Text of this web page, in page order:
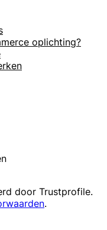
oplichting?
door Trustprofile.
.